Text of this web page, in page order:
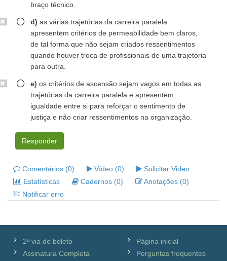
braço técnico.
d) as várias trajetórias da carreira paralela
apresentem critérios de permeabilidade bem claros,
de tal forma que não sejam criados ressentimentos
quando houver troca de profissionais de uma trajetória
para outra.
e) os critérios de ascensão sejam vagos em todas as
trajetórias da carreira paralela e apresentem
igualdade entre si para reforçar o sentimento de
justiça e não criar ressentimentos na organização.
Responder
Comentários (0) Vídeo (0)
Solicitar Video
Estatísticas
Cadernos (0)
Anotações (0)
Notificar erro
2ª via do boleto
Assinatura Completa
Página inicial
Perguntas frequentes